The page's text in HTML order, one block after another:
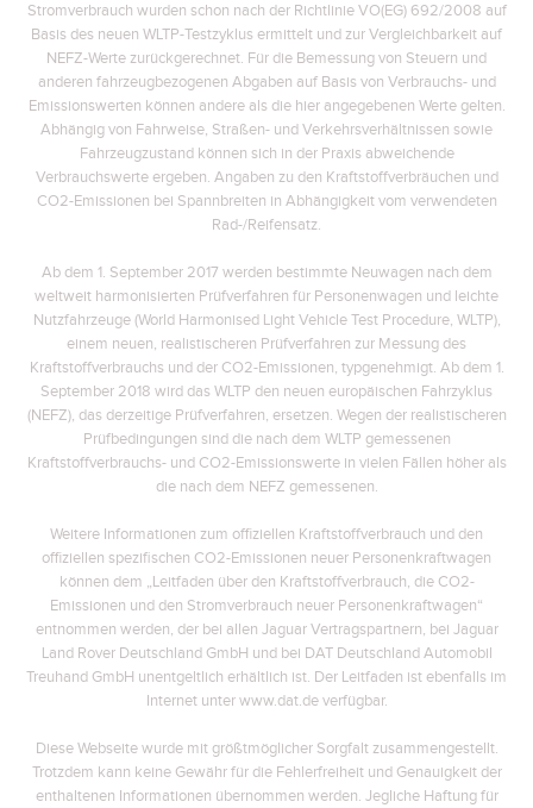
Stromverbrauch wurden schon nach der Richtlinie VO(EG) 692/2008 auf
Basis des neuen WLTP-Testzyklus ermittelt und zur Vergleichbarkeit auf
NEFZ-Werte zurückgerechnet. Für die Bemessung von Steuern und
anderen fahrzeugbezogenen Abgaben auf Basis von Verbrauchs- und
Emissionswerten können andere als die hier angegebenen Werte gelten.
Abhängig von Fahrweise, Straßen- und Verkehrsverhältnissen sowie
Fahrzeugzustand können sich in der Praxis abweichende
Verbrauchswerte ergeben. Angaben zu den Kraftstoffverbräuchen und
CO2-Emissionen bei Spannbreiten in Abhängigkeit vom verwendeten
Rad-/Reifensatz.
Ab dem 1. September 2017 werden bestimmte Neuwagen nach dem
weltweit harmonisierten Prüfverfahren für Personenwagen und leichte
Nutzfahrzeuge (World Harmonised Light Vehicle Test Procedure, WLTP),
einem neuen, realistischeren Prüfverfahren zur Messung des
Kraftstoffverbrauchs und der CO2-Emissionen, typgenehmigt. Ab dem 1.
September 2018 wird das WLTP den neuen europäischen Fahrzyklus
(NEFZ), das derzeitige Prüfverfahren, ersetzen. Wegen der realistischeren
Prüfbedingungen sind die nach dem WLTP gemessenen
Kraftstoffverbrauchs- und CO2-Emissionswerte in vielen Fällen höher als
die nach dem NEFZ gemessenen.
Weitere Informationen zum offiziellen Kraftstoffverbrauch und den
offiziellen spezifischen CO2-Emissionen neuer Personenkraftwagen
können dem „Leitfaden über den Kraftstoffverbrauch, die CO2-
Emissionen und den Stromverbrauch neuer Personenkraftwagen“
entnommen werden, der bei allen Jaguar Vertragspartnern, bei Jaguar
Land Rover Deutschland GmbH und bei DAT Deutschland Automobil
Treuhand GmbH unentgeltlich erhältlich ist. Der Leitfaden ist ebenfalls im
Internet unter www.dat.de verfügbar.
Diese Webseite wurde mit größtmöglicher Sorgfalt zusammengestellt.
Trotzdem kann keine Gewähr für die Fehlerfreiheit und Genauigkeit der
enthaltenen Informationen übernommen werden. Jegliche Haftung für